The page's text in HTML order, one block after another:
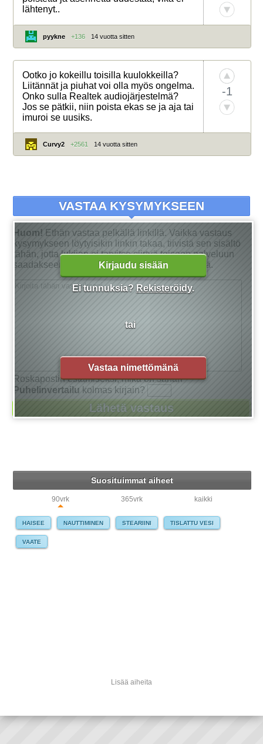
lähtenyt..
pyykne +136 14 vuotta sitten
Ootko jo kokeillu toisilla kuulokkeilla?
Liitännät ja piuhat voi olla myös ongelma.
Onko sulla Realtek audiojärjestelmä?
Jos se pätkii, niin poista ekas se ja aja tai
imuroi se uusiks.
-1
Curvy2 +2561 14 vuotta sitten
Kirjaudu sisään
Ei tunnuksia? Rekisteröidy.
tai
Vastaa nimettömänä
VASTAA KYSYMYKSEEN
Huom! Ethän vastaa pelkällä linkillä. Vaikka vastaus
kysymykseen löytyisikin linkin takaa, tiivistä sen sisältö
tähän, jotta lukijan ei tarvitse siirtyä toiseen palveluun
saadakseen tarkan vastauksen kysymykseensä.
Roskapostin estämiseksi, mikä on sanan
Puhelinvertailu kolmas kirjain?
Suosituimmat aiheet
90vrk 365vrk kaikki
HAISEE NAUTTIMINEN STEARIINI TISLATTU VESI
VAATE
Lisää aiheita